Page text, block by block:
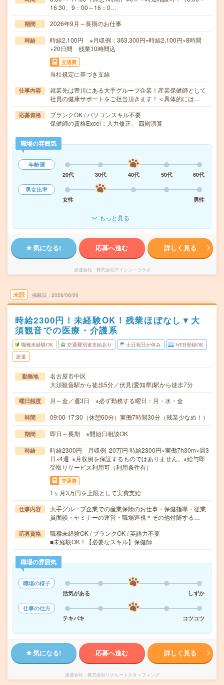
16:30、9：00～16：0…
期間 2026年9月～長期のお仕事
時給
時給2,100円 ※月収例：363,300円=時給2,100円×8時間
×20日間 残業10時間込
交通費
当社規定に基づき支給
仕事内容
就業先は豊川にある大手グループ企業！産業保健師として
社員の健康サポートをご担当頂きます！＜具体的には…
応募資格
ブランクOK / パソコンスキル不要
保健師の資格Excel：入力修正、 四則演算
職場の雰囲気
年齢層
20代
30代 40代 50代
60代
男女比率
女性
男性
もっと見る
気になる! 応募へ進む 詳しく見る
派遣会社 株式会社アイシン・コラボ
未読 掲載日 2026/08/06
時給2300円！未経験OK！残業ほぼなし▼大
須観音での医療・介護系
職種未経験OK 交通費別途支給あり 土日祝日が休み WEB登録OK
派遣
勤務地
名古屋市中区
大須観音駅から徒歩5分／伏見(愛知県)駅から徒歩7分
曜日頻度 月～金／週3日 ※必ず勤務する曜日：月・水・金
時間 09:00-17:30（休憩60分）実働7時間30分（残業少なめ！）
期間 即日～長期 ※開始日相談OK
時給
時給2300円 月収例 20万円 時給2300円×実働7h30m×週3
日×4週 ※月収例を保証するものではありません。※給与即
受取りサービス利用可（利用条件有）
交通費
1ヶ月3万円を上限として実費支給
仕事内容
大手グループ企業での産業保険のお仕事・保健指導・従業
員面談・セミナーの運営・職場巡視＊その他付随する…
応募資格
職種未経験OK / ブランクOK / 英語力不要
■未経験OK！【必要なスキル】保健師
職場の雰囲気
職場の様子
活気がある
しずか
仕事の仕方
テキパキ
コツコツ
気になる! 応募へ進む 詳しく見る
派遣会社 株式会社リクルートスタッフィング